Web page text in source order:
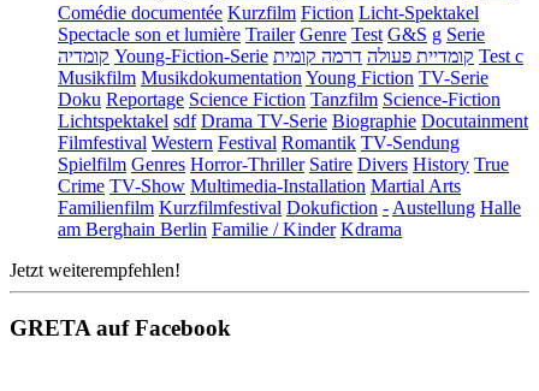
Comédie documentée Kurzfilm Fiction Licht-Spektakel
Spectacle son et lumière Trailer Genre Test G&S g Serie
קומדיה Young-Fiction-Serie קומדיית פעולה דרמה קומית
Test c
Musikfilm Musikdokumentation Young Fiction TV-Serie
Doku Reportage Science Fiction Tanzfilm Science-Fiction
Lichtspektakel sdf Drama TV-Serie Biographie Docutainment
Filmfestival Western Festival Romantik TV-Sendung
Spielfilm Genres Horror-Thriller Satire Divers History True
Crime TV-Show Multimedia-Installation Martial Arts
Familienfilm Kurzfilmfestival Dokufiction - Austellung Halle
am Berghain Berlin Familie / Kinder Kdrama
Jetzt weiterempfehlen!
GRETA auf Facebook